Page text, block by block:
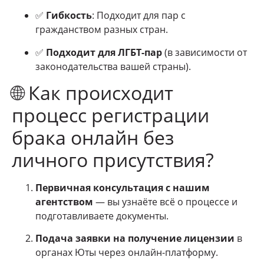
✅ Гибкость: Подходит для пар с
гражданством разных стран.
✅ Подходит для ЛГБТ-пар(в зависимости от
законодательства вашей страны).
🌐 Как происходит
процесс регистрации
брака онлайн без
личного присутствия?
Первичная консультация с нашим
агентством — вы узнаёте всё о процессе и
подготавливаете документы.
Подача заявки на получение лицензии в
органах Юты через онлайн-платформу.